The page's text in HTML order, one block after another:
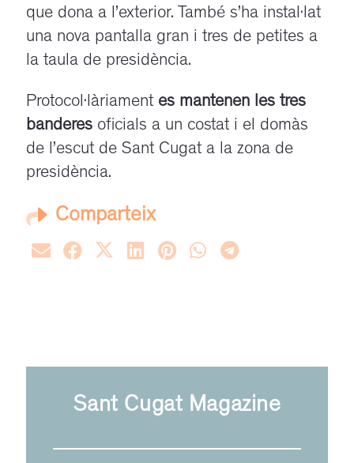
que dona a l’exterior. També s’ha instal·lat
una nova pantalla gran i tres de petites a
la taula de presidència.
Protocol·làriament es mantenen les tres
banderes oficials a un costat i el domàs
de l’escut de Sant Cugat a la zona de
presidència.
Comparteix
Sant Cugat Magazine